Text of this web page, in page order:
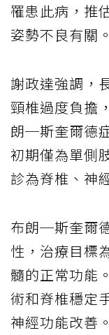
罹患此病，推
姿勢不良有關。
謝政達強調，
頸椎過度負擔
朗─斯奎爾德
初期僅為單側
診為脊椎、神
布朗─斯奎爾
性，治療目標
髓的正常功能
術和脊椎穩定
神經功能改善